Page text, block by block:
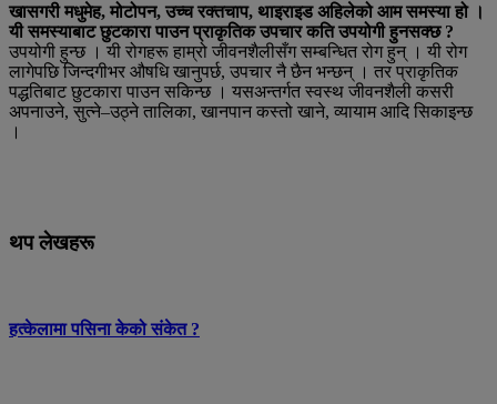
खासगरी मधुमेह, मोटोपन, उच्च रक्तचाप, थाइराइड अहिलेको आम समस्या हो ।
यी समस्याबाट छुटकारा पाउन प्राकृतिक उपचार कति उपयोगी हुनसक्छ ?
उपयोगी हुन्छ । यी रोगहरू हाम्रो जीवनशैलीसँग सम्बन्धित रोग हुन् । यी रोग
लागेपछि जिन्दगीभर औषधि खानुपर्छ, उपचार नै छैन भन्छन् । तर प्राकृतिक
पद्धतिबाट छुटकारा पाउन सकिन्छ । यसअन्तर्गत स्वस्थ जीवनशैली कसरी
अपनाउने, सुत्ने–उठ्ने तालिका, खानपान कस्तो खाने, व्यायाम आदि सिकाइन्छ
।
थप लेखहरू
हत्केलामा पसिना केको संकेत ?